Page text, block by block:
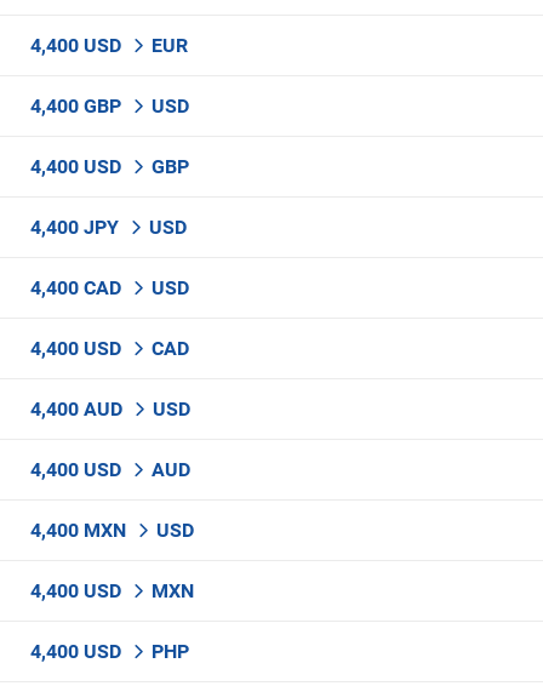
4,400 USD EUR
4,400 GBP USD
4,400 USD GBP
4,400 JPY USD
4,400 CAD USD
4,400 USD CAD
4,400 AUD USD
4,400 USD AUD
4,400 MXN USD
4,400 USD MXN
4,400 USD PHP